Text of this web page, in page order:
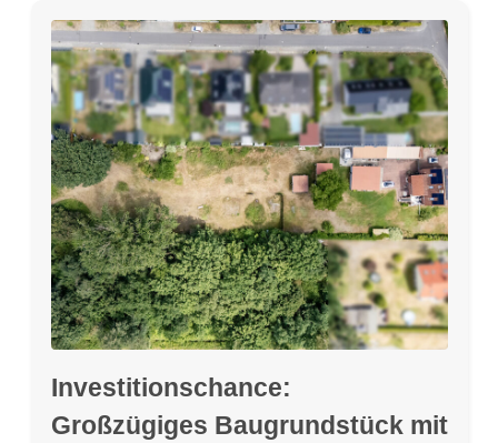
Investitionschance:
Großzügiges Baugrundstück mit